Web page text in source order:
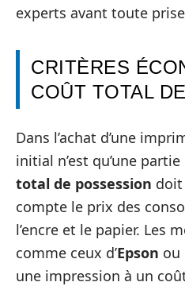
experts avant toute
CRITÈRES
COÛT TOTAL
Dans l’achat d’une
initial n’est qu’une
total de possession doit
compte le prix des
l’encre et le papier. Les
comme ceux d’Epson ou
une impression à un